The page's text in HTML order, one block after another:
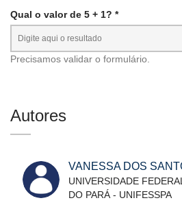
Qual o valor de 5 + 1? *
Precisamos validar o formulário.
Autores
VANESSA DOS
UNIVERSIDADE
DO PARÁ - UNIFESSPA